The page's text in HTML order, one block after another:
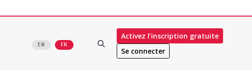
EN FR
Activez l’inscription gratuite
Se connecter